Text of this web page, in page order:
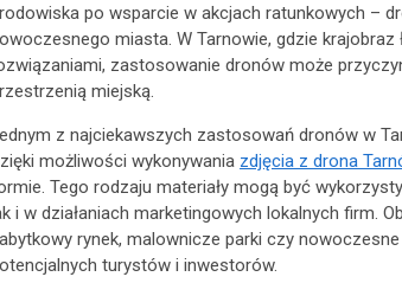
po wsparcie w akcjach ratunkowych –
miasta. W Tarnowie, gdzie
zastosowanie dronów może
miejską.
z najciekawszych zastosowań dronów w
możliwości wykonywania zdjęcia z drona
Tego rodzaju materiały mogą być
i w działaniach marketingowych lokalnych firm.
rynek, malownicze parki czy
turystów i inwestorów.